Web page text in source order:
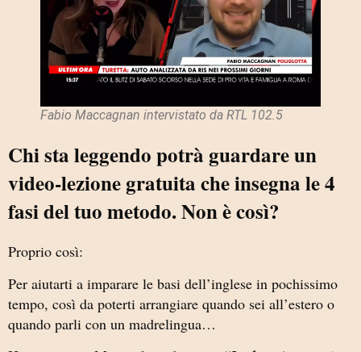
Fabio Maccagnan intervistato da RTL 102.5
Chi sta leggendo potrà guardare un
video-lezione gratuita che insegna le 4
fasi del tuo metodo. Non è così?
Proprio così:
Per aiutarti a imparare le basi dell’inglese in pochissimo
tempo, così da poterti arrangiare quando sei all’estero o
quando parli con un madrelingua…